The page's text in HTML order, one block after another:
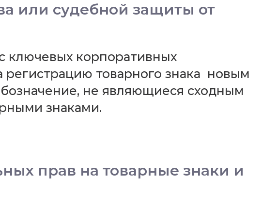
или судебной защиты от
ключевых корпоративных
регистрацию товарного знака новым
не являющиеся сходным
знаками.
прав на товарные знаки и